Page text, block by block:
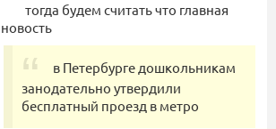
тогда будем считать что главная
новость
в Петербурге дошкольникам
занодательно утвердили
бесплатный проезд в метро